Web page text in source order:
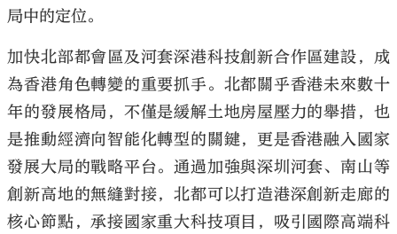
局中的定位。
加快北部都會區及河套深港科技創新合作區建設，成
為香港角色轉變的重要抓手。北都關乎香港未來數十
年的發展格局，不僅是緩解土地房屋壓力的舉措，也
是推動經濟向智能化轉型的關鍵，更是香港融入國家
發展大局的戰略平台。通過加強與深圳河套、南山等
創新高地的無縫對接，北都可以打造港深創新走廊的
核心節點，承接國家重大科技項目，吸引國際高端科